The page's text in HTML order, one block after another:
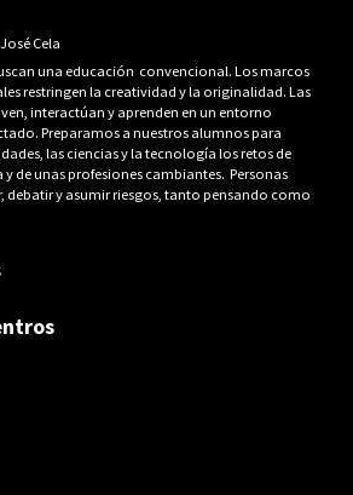
una educación convencional. Los marcos
restringen la creatividad y la originalidad. Las
interactúan y aprenden en un entorno
Preparamos a nuestros alumnos para
las ciencias y la tecnología los retos de
de unas profesiones cambiantes. Personas
debatir y asumir riesgos, tanto pensando como